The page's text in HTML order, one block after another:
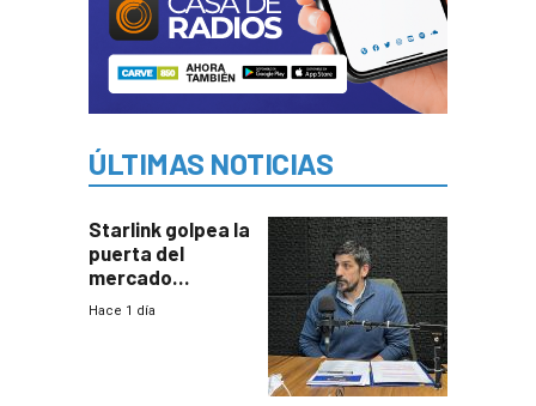
ÚLTIMAS NOTICIAS
Starlink golpea la
puerta del
mercado
uruguayo y Antel
Hace 1 día